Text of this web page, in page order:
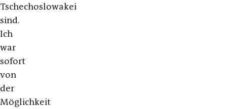
Tschechoslowakei
sind.
Ich
war
sofort
von
der
Möglichkeit